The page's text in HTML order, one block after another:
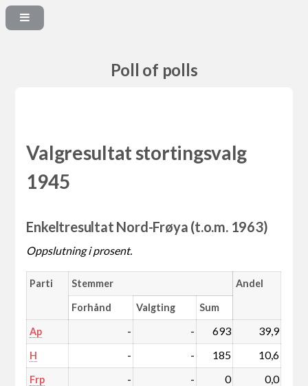
Poll of polls
Valgresultat stortingsvalg
1945
Enkeltresultat Nord-Frøya (t.o.m. 1963)
Oppslutning i prosent.
Parti Stemmer Andel
Forhånd Valgting Sum
Ap - - 693 39,9
H - - 185 10,6
Frp - - 0 0,0